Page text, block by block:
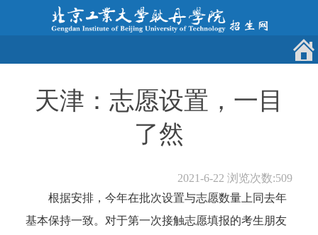
天津：志愿设置，一目
了然
2021-6-22浏览次数:509
根据安排，今年在批次设置与志愿数量上同去年
基本保持一致。对于第一次接触志愿填报的考生朋友